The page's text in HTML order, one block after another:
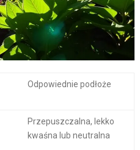
Odpowiednie podłoże
Przepuszczalna, lekko
kwaśna lub neutralna